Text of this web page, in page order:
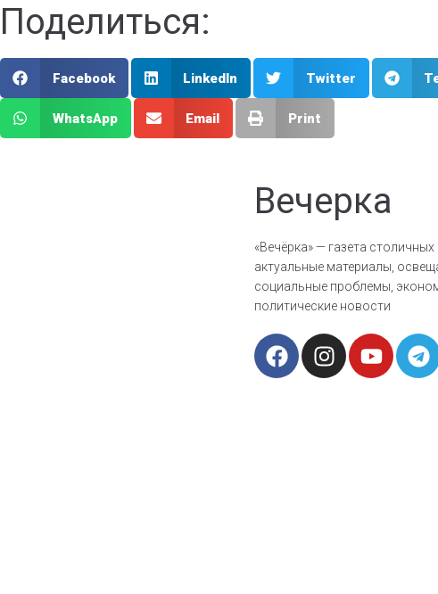
Поделиться:
Facebook LinkedIn Twitter
WhatsApp Email Print
Вечерка
«Вечёрка» — газета столичных
актуальные материалы,
социальные проблемы,
политические новости